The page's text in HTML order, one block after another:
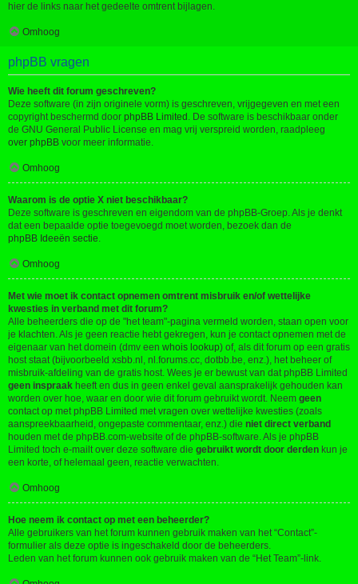
hier de links naar het gedeelte omtrent bijlagen.
Omhoog
phpBB vragen
Wie heeft dit forum geschreven?
Deze software (in zijn originele vorm) is geschreven, vrijgegeven en met een
copyright beschermd door phpBB Limited . De software is beschikbaar onder
de GNU General Public License en mag vrij verspreid worden, raadpleeg
over phpBB voor meer informatie.
Omhoog
Waarom is de optie X niet beschikbaar?
Deze software is geschreven en eigendom van de phpBB-Groep. Als je denkt
dat een bepaalde optie toegevoegd moet worden, bezoek dan de
phpBB Ideeën sectie.
Omhoog
Met wie moet ik contact opnemen omtrent misbruik en/of wettelijke
kwesties in verband met dit forum?
Alle beheerders die op de "het team"-pagina vermeld worden, staan open voor
je klachten. Als je geen reactie hebt gekregen, kun je contact opnemen met de
eigenaar van het domein (dmv een whois lookup) of, als dit forum op een gratis
host staat (bijvoorbeeld xsbb.nl, nl.forums.cc, dotbb.be, enz.), het beheer of
misbruik-afdeling van de gratis host. Wees je er bewust van dat phpBB Limited
geen inspraak heeft en dus in geen enkel geval aansprakelijk gehouden kan
worden over hoe, waar en door wie dit forum gebruikt wordt. Neem geen
contact op met phpBB Limited met vragen over wettelijke kwesties (zoals
aanspreekbaarheid, ongepaste commentaar, enz.) die niet direct verband
houden met de phpBB.com-website of de phpBB-software. Als je phpBB
Limited toch e-mailt over deze software die gebruikt wordt door derden kun je
een korte, of helemaal geen, reactie verwachten.
Omhoog
Hoe neem ik contact op met een beheerder?
Alle gebruikers van het forum kunnen gebruik maken van het “Contact”-
formulier als deze optie is ingeschakeld door de beheerders.
Leden van het forum kunnen ook gebruik maken van de “Het Team”-link.